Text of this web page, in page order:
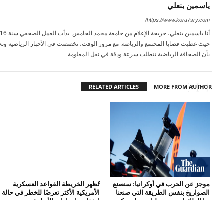
ياسمين بنعلي
https://www.kora7sry.com/
حيث غطيت قضايا المجتمع والرياضة. مع مرور الوقت، تخصصت في الأخبار الرياضية
بأن الصحافة الرياضية تتطلب سرعة ودقة في نقل المعلومة.
RELATED ARTICLES MORE FROM AUTHOR
تُظهر الخريطة القواعد العسكرية
الأمريكية الأكثر تعرضًا للخطر في حالة
موجز عن الحرب في أوكرانيا: سنصنع
الصواريخ بنفس الطريقة التي صنعنا